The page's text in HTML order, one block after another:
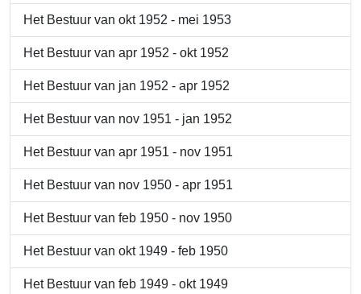
Het Bestuur van okt 1952 - mei 1953
Het Bestuur van apr 1952 - okt 1952
Het Bestuur van jan 1952 - apr 1952
Het Bestuur van nov 1951 - jan 1952
Het Bestuur van apr 1951 - nov 1951
Het Bestuur van nov 1950 - apr 1951
Het Bestuur van feb 1950 - nov 1950
Het Bestuur van okt 1949 - feb 1950
Het Bestuur van feb 1949 - okt 1949